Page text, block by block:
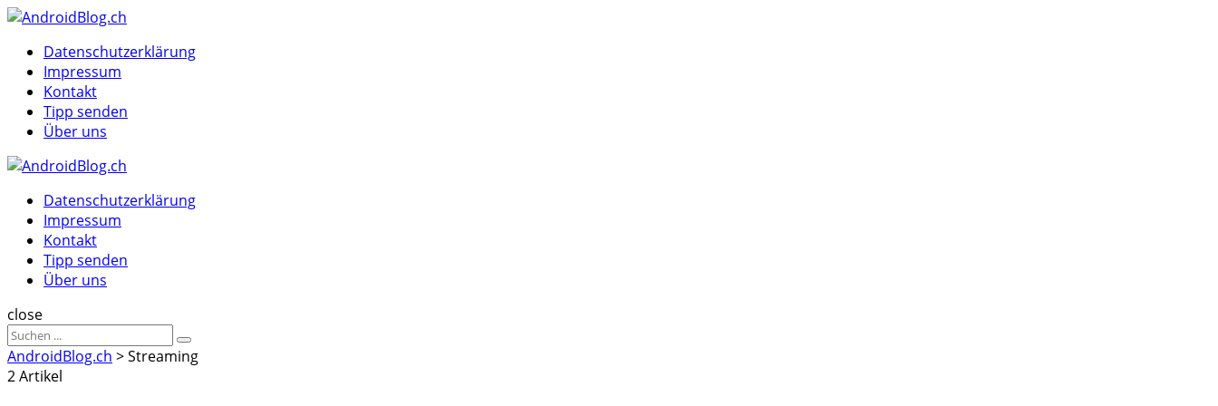
Menu
MenuDatenschutzerklärung
Impressum
Kontakt
Tipp senden
Über uns
Datenschutzerklärung
Impressum
Kontakt
Tipp senden
Über uns
Suche
close
Sucheergebnisse
für
Suche
AndroidBlog.ch >Streaming
2 Artikel